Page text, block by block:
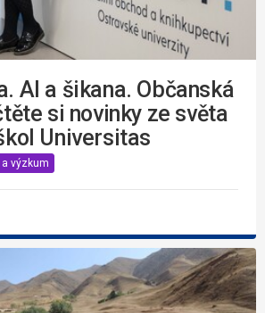
AI a šikana. Občanská
si novinky ze světa
Universitas
a výzkum